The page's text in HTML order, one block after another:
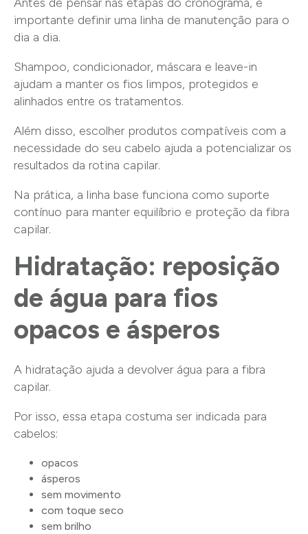
importante definir uma linha de manutenção para o
dia a dia.
Shampoo, condicionador, máscara e leave-in
ajudam a manter os fios limpos, protegidos e
alinhados entre os tratamentos.
Além disso, escolher produtos compatíveis com a
necessidade do seu cabelo ajuda a potencializar os
resultados da rotina capilar.
Na prática, a linha base funciona como suporte
contínuo para manter equilíbrio e proteção da fibra
capilar.
Hidratação: reposição
de água para fios
opacos e ásperos
A hidratação ajuda a devolver água para a fibra
capilar.
Por isso, essa etapa costuma ser indicada para
cabelos:
opacos
ásperos
sem movimento
com toque seco
sem brilho